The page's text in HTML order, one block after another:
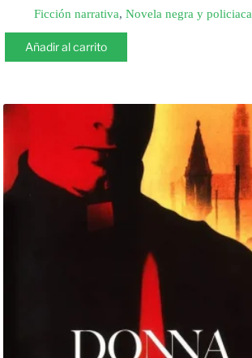
Ficción narrativa, Novela negra y policiaca
Añadir al carrito